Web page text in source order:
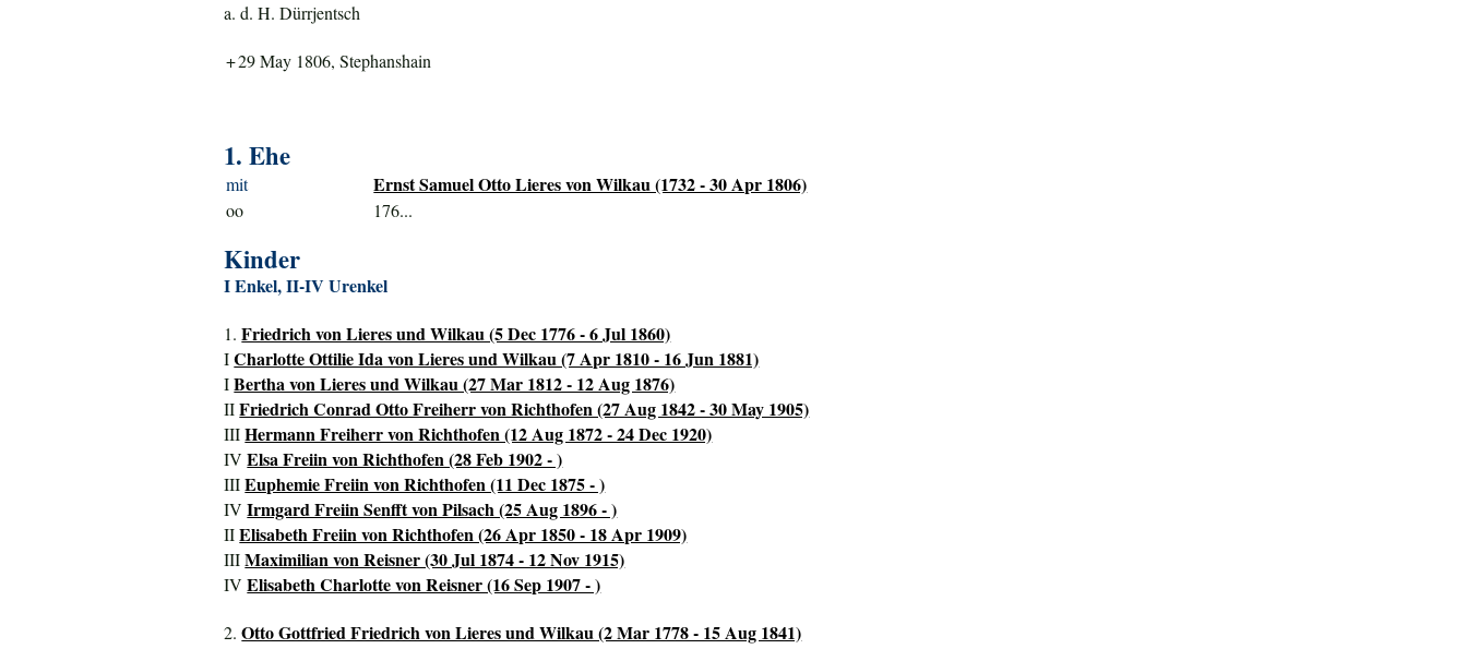
a. d. H. Dürrjentsch
+29 May 1806, Stephanshain
1. Ehe
mit Ernst Samuel Otto Lieres von Wilkau (1732 - 30 Apr 1806)
oo 176...
Kinder
I Enkel, II-IV Urenkel
1.Friedrich von Lieres und Wilkau (5 Dec 1776 - 6 Jul 1860)
ICharlotte Ottilie Ida von Lieres und Wilkau (7 Apr 1810 - 16 Jun 1881)
IBertha von Lieres und Wilkau (27 Mar 1812 - 12 Aug 1876)
IIFriedrich Conrad Otto Freiherr von Richthofen (27 Aug 1842 - 30 May 1905)
IIIHermann Freiherr von Richthofen (12 Aug 1872 - 24 Dec 1920)
IVElsa Freiin von Richthofen (28 Feb 1902 - )
IIIEuphemie Freiin von Richthofen (11 Dec 1875 - )
IVIrmgard Freiin Senfft von Pilsach (25 Aug 1896 - )
IIElisabeth Freiin von Richthofen (26 Apr 1850 - 18 Apr 1909)
IIIMaximilian von Reisner (30 Jul 1874 - 12 Nov 1915)
IVElisabeth Charlotte von Reisner (16 Sep 1907 - )
2.Otto Gottfried Friedrich von Lieres und Wilkau (2 Mar 1778 - 15 Aug 1841)